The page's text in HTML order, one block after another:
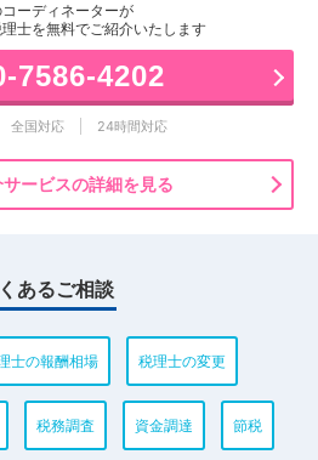
ーディネーターが
士を無料でご紹介いたします
7586-4202
全国対応 24時間対応
ービスの詳細を見る
あるご相談
士の報酬相場 税理士の変更
税務調査 資金調達 節税